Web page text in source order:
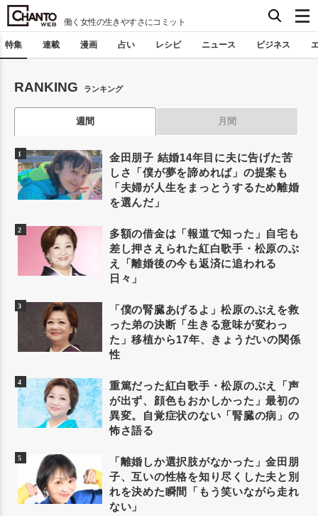
働く女性の生きやすさにコミット
特集 連載 漫画 占い レシピ ニュース ビジネス
RANKING ランキング
週間 月間
金田朋子 結婚14年目に夫に告げた苦
しさ「僕が夢を諦めれば」の提案も
「夫婦が人生をまっとうするため離婚
を選んだ」
多額の借金は「報道で知った」自宅も
差し押さえられた紅白歌手・松原のぶ
え「離婚後の今も返済に追われる
日々」
「僕の腎臓あげるよ」松原のぶえを救
った弟の決断「生きる意味が変わっ
た」移植から17年、きょうだいの関係
性
重篤だった紅白歌手・松原のぶえ「声
が出ず、顔色もおかしかった」最初の
異変。自覚症状のない「腎臓の病」の
怖さ語る
「離婚しか選択肢がなかった」金田朋
子、互いの性格を知り尽くした夫と別
れを決めた瞬間「もう笑いながら走れ
ない」